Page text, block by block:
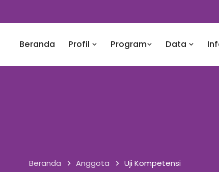
Beranda Profil Program Data
Beranda Anggota Uji Kompetensi